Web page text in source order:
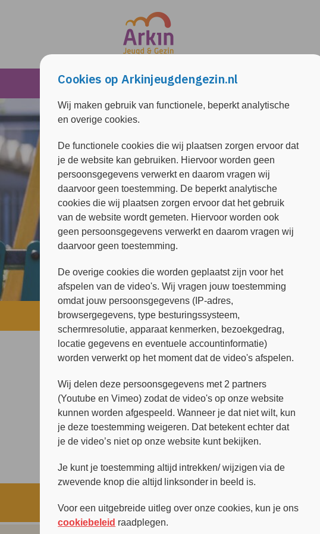
Jongeren Ouder & kind
Home»Vraag & Antwoord»Wat is een intake?
Cookies op Arkinjeugdengezin.nl
Wij maken gebruik van functionele, beperkt analytische
en overige cookies.
De functionele cookies die wij plaatsen zorgen ervoor dat
je de website kan gebruiken. Hiervoor worden geen
persoonsgegevens verwerkt en daarom vragen wij
daarvoor geen toestemming. De beperkt analytische
cookies die wij plaatsen zorgen ervoor dat het gebruik
van de website wordt gemeten. Hiervoor worden ook
geen persoonsgegevens verwerkt en daarom vragen wij
daarvoor geen toestemming.
De overige cookies die worden geplaatst zijn voor het
afspelen van de video's. Wij vragen jouw toestemming
omdat jouw persoonsgegevens (IP-adres,
browsergegevens, type besturingssysteem,
schermresolutie, apparaat kenmerken, bezoekgedrag,
locatie gegevens en eventuele accountinformatie)
worden verwerkt op het moment dat de video's afspelen.
Wij delen deze persoonsgegevens met 2 partners
(Youtube en Vimeo) zodat de video's op onze website
kunnen worden afgespeeld. Wanneer je dat niet wilt, kun
je deze toestemming weigeren. Dat betekent echter dat
je de video’s niet op onze website kunt bekijken.
Je kunt je toestemming altijd intrekken/ wijzigen via de
zwevende knop die altijd linksonder in beeld is.
Voor een uitgebreide uitleg over onze cookies, kun je ons
cookiebeleid raadplegen.